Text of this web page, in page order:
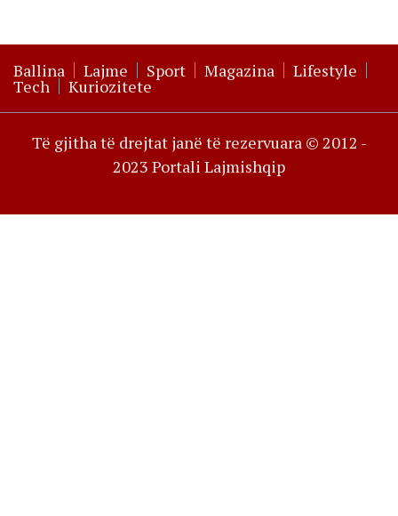
Ballina Lajme Sport Magazina Lifestyle
Tech Kuriozitete
Të gjitha të drejtat janë të rezervuara © 2012 -
2023 Portali Lajmishqip